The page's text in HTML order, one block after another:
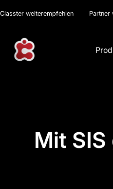
Classter weiterempfehlen Partner
Mit